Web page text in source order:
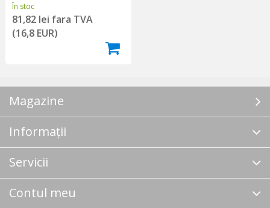
În stoc
81,82 lei fara TVA
(16,8 EUR)
Magazine
Informații
Servicii
Contul meu